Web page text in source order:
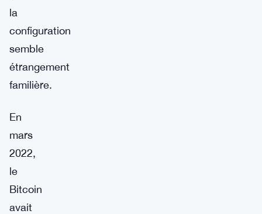
la
configuration
semble
étrangement
familière.
En
mars
2022,
le
Bitcoin
avait